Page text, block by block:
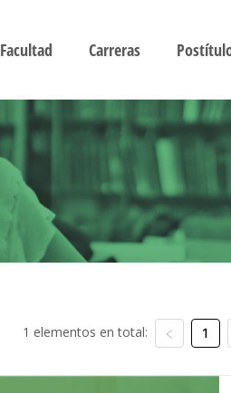
Facultad Carreras
1 elementos en total: 1